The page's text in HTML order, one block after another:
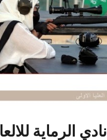
الرماية